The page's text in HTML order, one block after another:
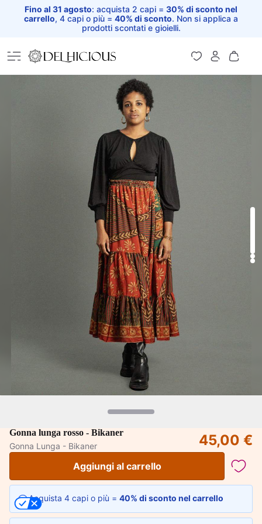
Fino al 31 agosto: acquista 2 capi = 30% di sconto nel
carrello, 4 capi o più = 40% di sconto. Non si applica a
prodotti scontati e gioielli.
Home
Gonna lunga rosso - Bikaner
Gonna Lunga - Bikaner
45,00 €
Aggiungi al carrello
Acquista 4 capi o più = 40% di sconto nel carrello